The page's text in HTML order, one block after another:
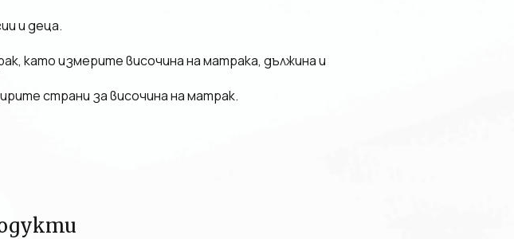
и деца.
като измерите височина на матрака, дължина и
страни за височина на матрак.